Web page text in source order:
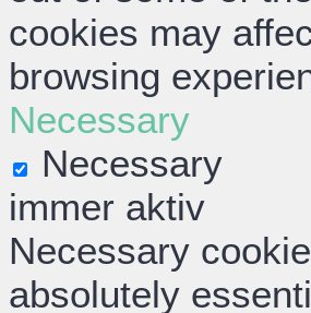
cookies may
browsing
Necessary
Necessary
immer aktiv
Necessary
absolutely